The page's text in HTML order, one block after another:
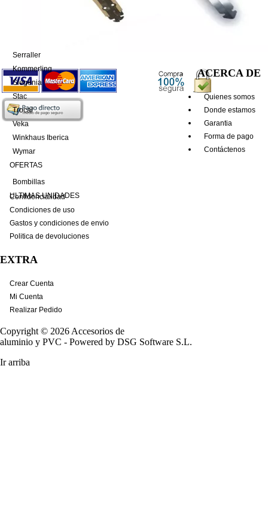
Serraller
Kommerling
Siegenia
Stac
Trocal
Veka
Winkhaus Iberica
Wymar
OFERTAS
Bombillas
ULTIMAS UNIDADES
ACERCA DE
Quienes somos
Donde estamos
Garantia
Forma de pago
Contáctenos
Confidencialidad
Condiciones de uso
Gastos y condiciones de envio
Politica de devoluciones
EXTRA
Crear Cuenta
Mi Cuenta
Realizar Pedido
Copyright © 2026 Accesorios de
aluminio y PVC - Powered by DSG Software S.L.
Ir arriba